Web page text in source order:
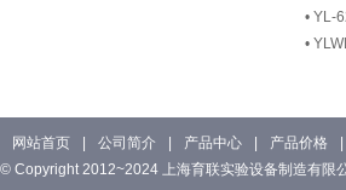
• YL-
•
网站首页 公司简介 产品中心 产品价格
© Copyright 2012~2024 上海育联实验设备制造有限